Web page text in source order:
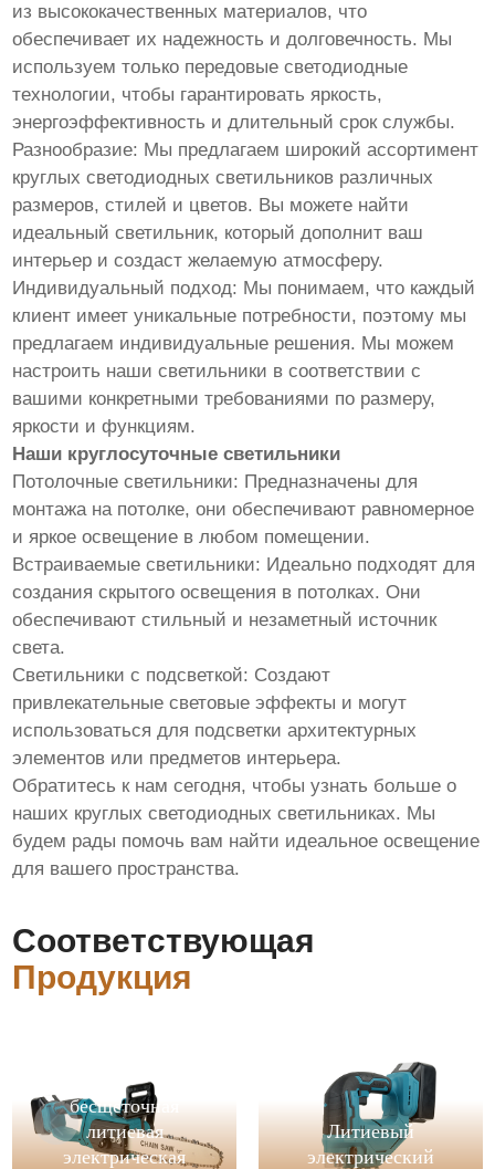
из высококачественных материалов, что
обеспечивает их надежность и долговечность. Мы
используем только передовые светодиодные
технологии, чтобы гарантировать яркость,
энергоэффективность и длительный срок службы.
Разнообразие: Мы предлагаем широкий ассортимент
круглых светодиодных светильников различных
размеров, стилей и цветов. Вы можете найти
идеальный светильник, который дополнит ваш
интерьер и создаст желаемую атмосферу.
Индивидуальный подход: Мы понимаем, что каждый
клиент имеет уникальные потребности, поэтому мы
предлагаем индивидуальные решения. Мы можем
настроить наши светильники в соответствии с
вашими конкретными требованиями по размеру,
яркости и функциям.
Наши круглосуточные светильники
Потолочные светильники: Предназначены для
монтажа на потолке, они обеспечивают равномерное
и яркое освещение в любом помещении.
Встраиваемые светильники: Идеально подходят для
создания скрытого освещения в потолках. Они
обеспечивают стильный и незаметный источник
света.
Светильники с подсветкой: Создают
привлекательные световые эффекты и могут
использоваться для подсветки архитектурных
элементов или предметов интерьера.
Обратитесь к нам сегодня, чтобы узнать больше о
наших круглых светодиодных светильниках. Мы
будем рады помочь вам найти идеальное освещение
для вашего пространства.
Соответствующая
Продукция
бесщеточная
литиевая
электрическая
Литиевый
электрический